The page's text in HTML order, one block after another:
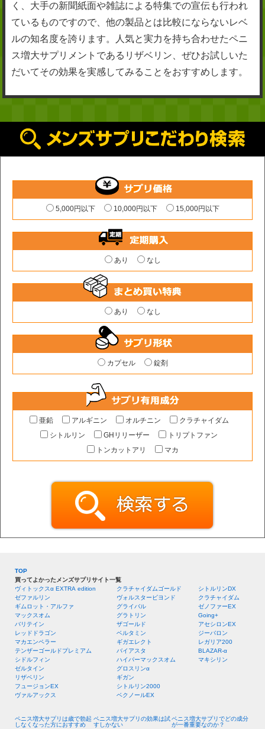
く、大手の新聞紙面や雑誌による特集での宣伝も行われ
ているものですので、他の製品とは比較にならないレベ
ルの知名度を誇ります。人気と実力を持ち合わせたペニ
ス増大サプリメントであるリザベリン、ぜひお試しいた
だいてその効果を実感してみることをおすすめします。
5,000円以下 10,000円以下 15,000円以下
あり なし
あり なし
カプセル 錠剤
亜鉛 アルギニン オルチニン クラチャイダム
シトルリン GHリリーザー トリプトファン
トンカットアリ マカ
TOP
買ってよかったメンズサプリサイト一覧
ヴィトックスα EXTRA edition
クラチャイダムゴールド
シトルリンDX
ゼファルリン
ヴォルスタービヨンド
クラチャイダム
ギムロット・アルファ
グライバル
ゼノファーEX
マックスオム
グラトリン
Going+
バリテイン
ザゴールド
アセシロンEX
レッドドラゴン
ベルタミン
ジーバロン
マカエンペラー
ギガエレクト
レガリア200
テンザーゴールドプレミアム
バイアスタ
BLAZAR-α
シドルフィン
ハイパーマックスオム
マキシリン
ゼルタイン
グロスリンα
リザベリン
ギガン
フュージョンEX
シトルリン2000
ヴァルアックス
ベクノールEX
ペニス増大サプリは歳で勃起
しなくなった方におすすめ
ペニス増大サプリの効果は試
すしかない
ペニス増大サプリでどの成分
が一番重要なのか？